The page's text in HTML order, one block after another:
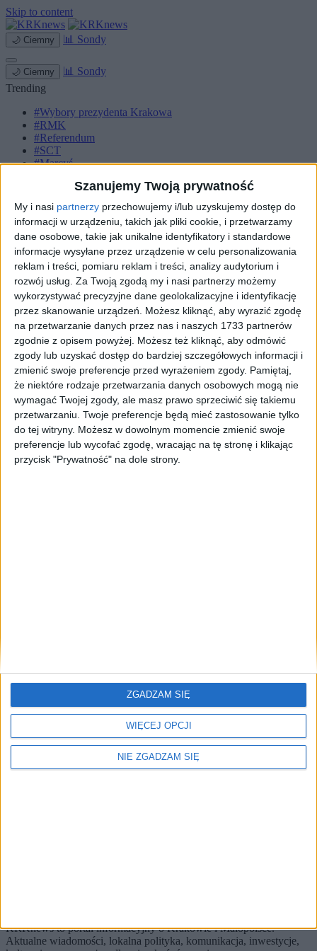
Szanujemy Twoją prywatność
My i nasi partnerzy przechowujemy i/lub uzyskujemy dostęp do
informacji w urządzeniu, takich jak pliki cookie, i przetwarzamy
dane osobowe, takie jak unikalne identyfikatory i standardowe
informacje wysyłane przez urządzenie w celu personalizowania
reklam i treści, pomiaru reklam i treści, analizy audytorium i
rozwój usług. Za Twoją zgodą my i nasi partnerzy możemy
wykorzystywać precyzyjne dane geolokalizacyjne i identyfikację
przez skanowanie urządzeń. Możesz kliknąć, aby wyrazić zgodę
na przetwarzanie danych przez nas i naszych 1733 partnerów
zgodnie z opisem powyżej. Możesz też kliknąć, aby odmówić
zgody lub uzyskać dostęp do bardziej szczegółowych informacji i
zmienić swoje preferencje przed wyrażeniem zgody. Pamiętaj,
że niektóre rodzaje przetwarzania danych osobowych mogą nie
wymagać Twojej zgody, ale masz prawo sprzeciwić się takiemu
przetwarzaniu. Twoje preferencje będą mieć zastosowanie tylko
do tej witryny. Możesz w dowolnym momencie zmienić swoje
preferencje lub wycofać zgodę, wracając na tę stronę i klikając
przycisk "Prywatność" na dole strony.
WIĘCEJ OPCJI
NIE ZGADZAM SIĘ
ZGADZAM SIĘ
Skip to content
🌙 Ciemny 📊 Sondy
🌙 Ciemny 📊 Sondy
Trending
#Wybory prezydenta Krakowa
#RMK
#Referendum
#SCT
#Marcyś
Strona główna
Komunikacja
Zieleń
Inwestycje
Biznes
Sport
Kultura
Małopolska
Kryminalne
Tag #wyścigi kolarskie
#wyścigi kolarskie
artykułówKoronawirus Miasto Region
Sport
Sortuj:
Kategoria:
TOPKoronawirus · 7 maj 2020
1)
Tour de Pologne w sierpniu w Krakowie. Co z innymi
wyścigami kolarskimi w Małopolsce?
KRKnews to portal informacyjny o Krakowie i Małopolsce.
Aktualne wiadomości, lokalna polityka, komunikacja, inwestycje,